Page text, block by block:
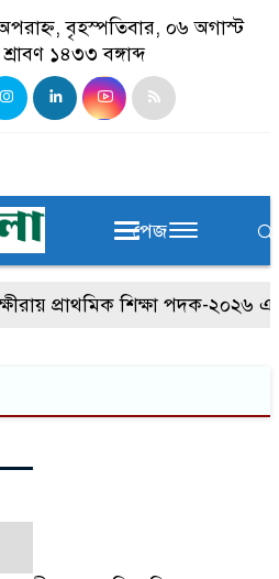
বৃহস্পতিবার, ০৬ অগাস্ট
১৪৩৩ বঙ্গাব্দ
পেজ
প্রাথমিক শিক্ষা পদক-২০২৬ এর